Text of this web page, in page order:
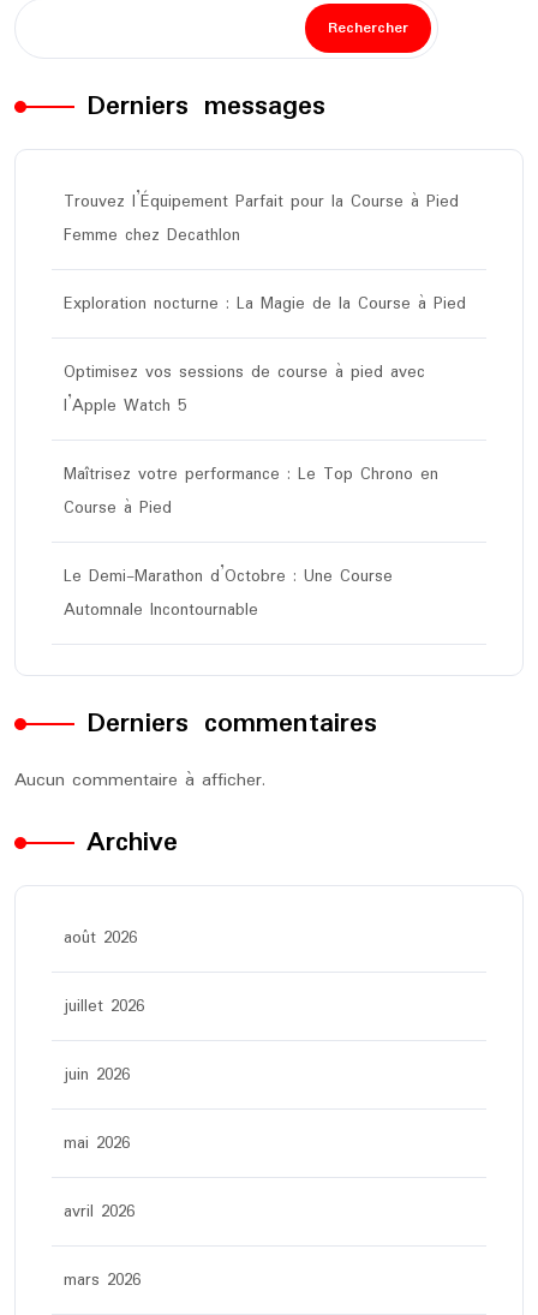
Rechercher
Derniers messages
Trouvez l’Équipement Parfait pour la Course à Pied
Femme chez Decathlon
Exploration nocturne : La Magie de la Course à Pied
Optimisez vos sessions de course à pied avec
l’Apple Watch 5
Maîtrisez votre performance : Le Top Chrono en
Course à Pied
Le Demi-Marathon d’Octobre : Une Course
Automnale Incontournable
Derniers commentaires
Aucun commentaire à afficher.
Archive
août 2026
juillet 2026
juin 2026
mai 2026
avril 2026
mars 2026